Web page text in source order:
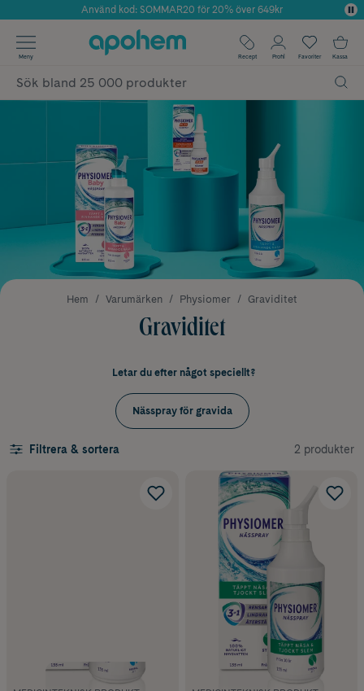
Använd kod: SOMMAR20 för 20% över 649kr
✓ Fri frakt
✓ Poäng på alla köp*
Meny Recept Profil Favoriter Kassa
Hem Varumärken Physiomer Graviditet
Graviditet
Letar du efter något speciellt?
Nässpray för gravida
Filtrera & sortera 2 produkter